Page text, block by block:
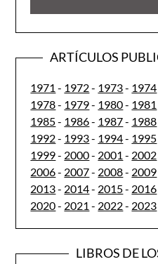
ARTÍCULOS
1971 - 1972- 1973- 1974
1978- 1979- 1980- 1981
1985- 1986- 1987- 1988
1992- 1993- 1994- 1995
1999- 2000- 2001 - 2002
2006- 2007- 2008- 2009
2013- 2014- 2015- 2016
2020- 2021 - 2022- 2023
LIBROS DE